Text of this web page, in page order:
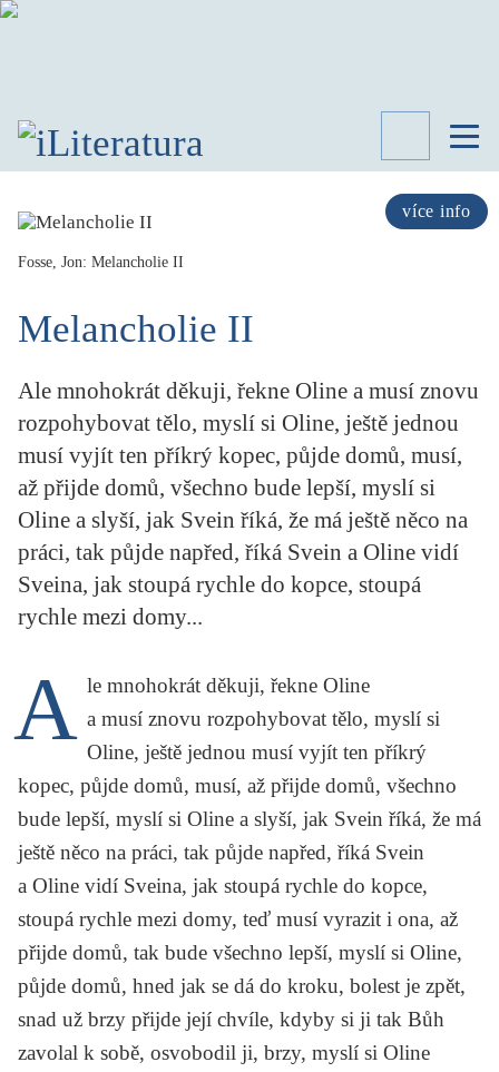
více info
SPISOVATELÉ
KNIHY
LITERATURY
KATEGORIE
STUDIE
PORTRÉT
KRITIKA PŘEKLADU
UKÁZKA
Fosse, Jon: Melancholie II
Melancholie II
Ale mnohokrát děkuji, řekne Oline a musí znovu
rozpohybovat tělo, myslí si Oline, ještě jednou
musí vyjít ten příkrý kopec, půjde domů, musí,
až přijde domů, všechno bude lepší, myslí si
Oline a slyší, jak Svein říká, že má ještě něco na
práci, tak půjde napřed, říká Svein a Oline vidí
Sveina, jak stoupá rychle do kopce, stoupá
rychle mezi domy...
A le mnohokrát děkuji, řekne Oline
a musí znovu rozpohybovat tělo, myslí si
Oline, ještě jednou musí vyjít ten příkrý
kopec, půjde domů, musí, až přijde domů, všechno
bude lepší, myslí si Oline a slyší, jak Svein říká, že má
ještě něco na práci, tak půjde napřed, říká Svein
a Oline vidí Sveina, jak stoupá rychle do kopce,
stoupá rychle mezi domy, teď musí vyrazit i ona, až
přijde domů, tak bude všechno lepší, myslí si Oline,
půjde domů, hned jak se dá do kroku, bolest je zpět,
snad už brzy přijde její chvíle, kdyby si ji tak Bůh
zavolal k sobě, osvobodil ji, brzy, myslí si Oline